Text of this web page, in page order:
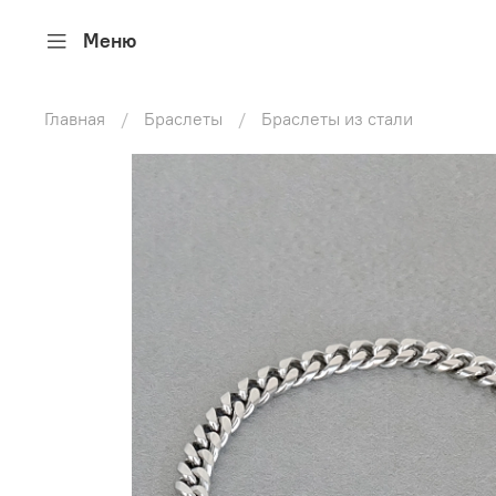
Меню
Главная Браслеты Браслеты из стали